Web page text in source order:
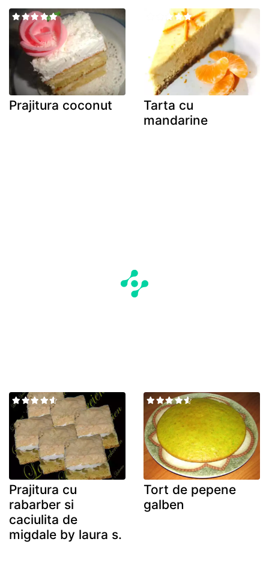
Prajitura coconut
Tarta cu
mandarine
Prajitura cu
rabarber si
caciulita de
migdale by laura s.
Tort de pepene
galben